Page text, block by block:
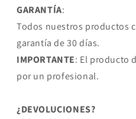
GARANTÍA:
Todos nuestros productos
garantía de 30 días.
IMPORTANTE: El producto
por un profesional.
¿DEVOLUCIONES?